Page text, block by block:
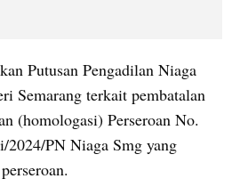
Putusan Pengadilan Niaga
Semarang terkait pembatalan
(homologasi) Perseroan No.
2024/PN Niaga Smg yang